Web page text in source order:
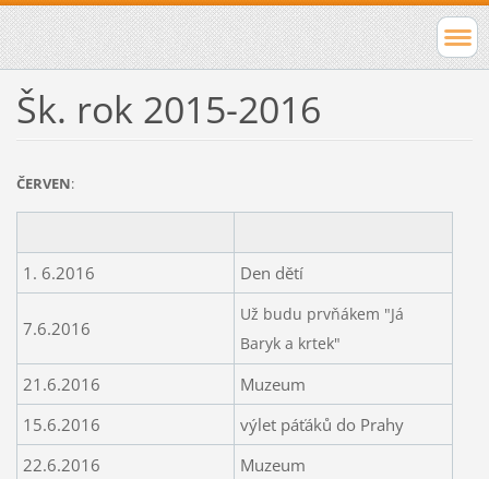
Šk. rok 2015-2016
ČERVEN:
1. 6.2016 Den dětí
7.6.2016
Už budu prvňákem "Já
Baryk a krtek"
21.6.2016
Muzeum
15.6.2016
výlet páťáků do Prahy
22.6.2016
Muzeum